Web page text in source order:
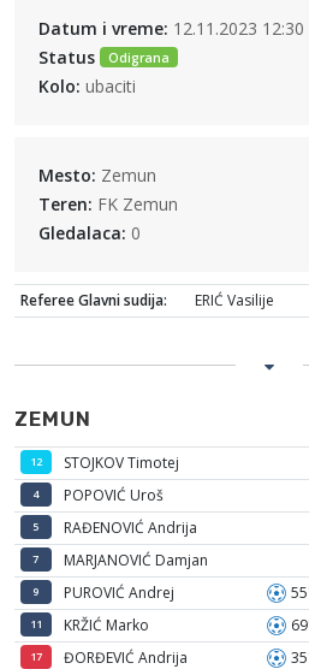
Datum i vreme: 12.11.2023 12:30
Status
Odigrana
Kolo: ubaciti
Mesto: Zemun
Teren: FK Zemun
Gledalaca: 0
Referee Glavni sudija: ERIĆ Vasilije
ZEMUN
12 STOJKOV Timotej
4 POPOVIĆ Uroš
5 RAĐENOVIĆ Andrija
7 MARJANOVIĆ Damjan
9 PUROVIĆ Andrej 55'
11 KRŽIĆ Marko 69'
17 ĐORĐEVIĆ Andrija 35'